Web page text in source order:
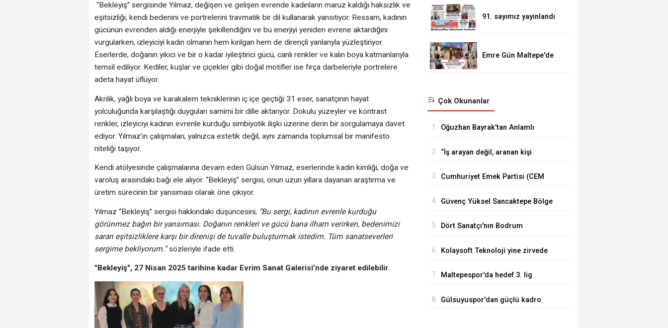
“Bekleyiş” sergisinde Yılmaz, değişen ve gelişen evrende kadınların maruz kaldığı haksızlık ve
eşitsizliği, kendi bedenini ve portrelerini travmatik bir dil kullanarak yansıtıyor. Ressam, kadının
gücünün evrenden aldığı enerjiyle şekillendiğini ve bu enerjiyi yeniden evrene aktardığını
vurgularken, izleyiciyi kadın olmanın hem kırılgan hem de dirençli yanlarıyla yüzleştiriyor.
Eserlerde, doğanın yıkıcı ve bir o kadar iyileştirici gücü, canlı renkler ve kalın boya katmanlarıyla
temsil ediliyor. Kediler, kuşlar ve çiçekler gibi doğal motifler ise fırça darbeleriyle portrelere
adeta hayat üflüyor.
Akrilik, yağlı boya ve karakalem tekniklerinin iç içe geçtiği 31 eser, sanatçının hayat
yolculuğunda karşılaştığı duyguları samimi bir dille aktarıyor. Dokulu yüzeyler ve kontrast
renkler, izleyiciyi kadının evrenle kurduğu simbiyotik ilişki üzerine derin bir sorgulamaya davet
ediyor. Yılmaz’ın çalışmaları, yalnızca estetik değil, aynı zamanda toplumsal bir manifesto
niteliği taşıyor.
Kendi atölyesinde çalışmalarına devam eden Gülsün Yılmaz, eserlerinde kadın kimliği, doğa ve
varoluş arasındaki bağı ele alıyor. “Bekleyiş” sergisi, onun uzun yıllara dayanan araştırma ve
üretim sürecinin bir yansıması olarak öne çıkıyor.
Yılmaz “Bekleyiş” sergisi hakkındaki düşüncesini; “Bu sergi, kadının evrenle kurduğu
görünmez bağın bir yansıması. Doğanın renkleri ve gücü bana ilham verirken, bedenimizi
saran eşitsizliklere karşı bir direnişi de tuvalle buluşturmak istedim. Tüm sanatseverleri
sergime bekliyorum.”sözleriyle ifade etti.
"Bekleyiş", 27 Nisan 2025 tarihine kadar Evrim Sanat Galerisi’nde ziyaret edilebilir.
91. sayımız yayınlandı
Emre Gün Maltepe'de
Çok Okunanlar
1. Oğuzhan Bayrak’tan Anlamlı
2. “İş arayan değil, aranan kişi
3. Cumhuriyet Emek Partisi (CEM
4. Güvenç Yüksel Sancaktepe Bölge
5. Dört Sanatçı'nın Bodrum
6. Kolaysoft Teknoloji yine zirvede
7. Maltepespor'da hedef 3. lig
8. Gülsuyuspor'dan güçlü kadro